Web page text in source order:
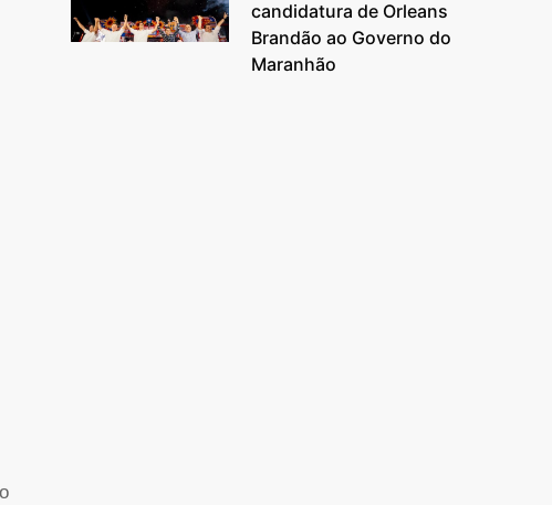
candidatura de Orleans
Brandão ao Governo do
Maranhão